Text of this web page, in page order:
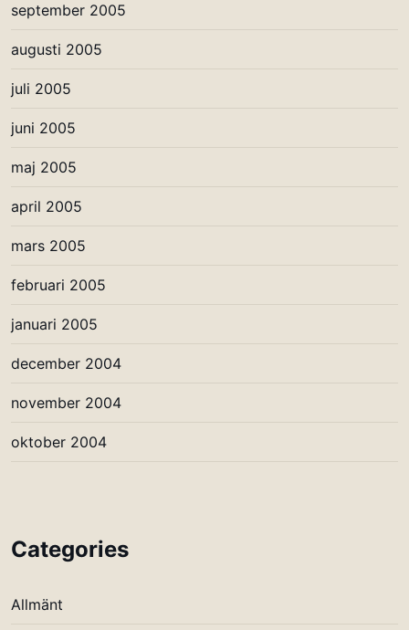
september 2005
augusti 2005
juli 2005
juni 2005
maj 2005
april 2005
mars 2005
februari 2005
januari 2005
december 2004
november 2004
oktober 2004
Categories
Allmänt